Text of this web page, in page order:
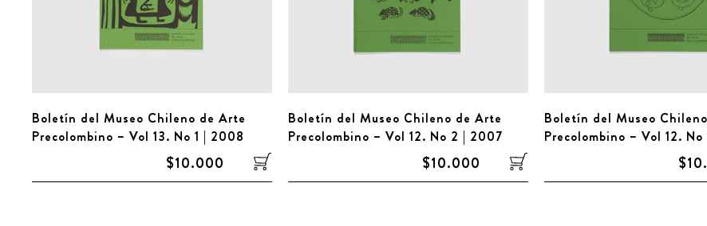
Boletín del Museo Chileno de Arte
Precolombino – Vol 13. No 1 | 2008
$10.000
Boletín del Museo Chileno de Arte
Precolombino – Vol 12. No 2 | 2007
$10.000
Boletín del Museo
Precolombino – Vol 12.